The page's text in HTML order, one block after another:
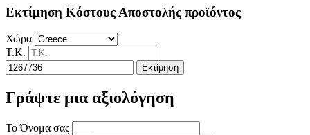
Εκτίμηση Κόστους Αποστολής προϊόντος
Χώρα
Τ.Κ.
Εκτίμηση
Γράψτε μια αξιολόγηση
Το Όνομα σας